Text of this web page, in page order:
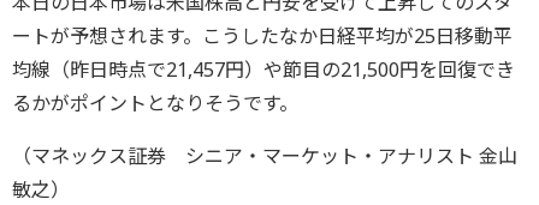
ートが予想されます。こうしたなか日経平均が25日移動平
均線（昨日時点で21,457円）や節目の21,500円を回復でき
るかがポイントとなりそうです。
（マネックス証券 シニア・マーケット・アナリスト 金山
敏之）